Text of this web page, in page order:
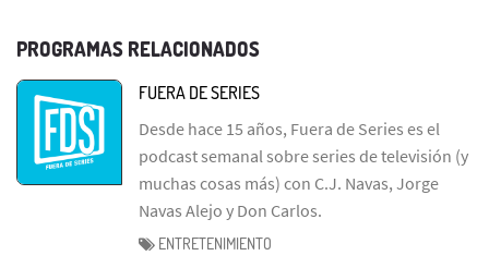
PROGRAMAS RELACIONADOS
FUERA DE SERIES
Desde hace 15 años, Fuera de Series es el
podcast semanal sobre series de televisión (y
muchas cosas más) con C.J. Navas, Jorge
Navas Alejo y Don Carlos.
ENTRETENIMIENTO